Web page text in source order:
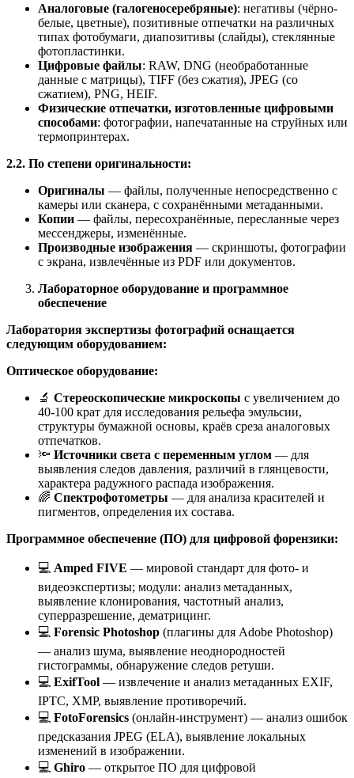
Аналоговые (галогеносеребряные): негативы (чёрно-
белые, цветные), позитивные отпечатки на различных
типах фотобумаги, диапозитивы (слайды), стеклянные
фотопластинки.
Цифровые файлы: RAW, DNG (необработанные
данные с матрицы), TIFF (без сжатия), JPEG (со
сжатием), PNG, HEIF.
Физические отпечатки, изготовленные цифровыми
способами: фотографии, напечатанные на струйных или
термопринтерах.
2.2. По степени оригинальности:
Оригиналы — файлы, полученные непосредственно с
камеры или сканера, с сохранёнными метаданными.
Копии — файлы, пересохранённые, пересланные через
мессенджеры, изменённые.
Производные изображения — скриншоты, фотографии
с экрана, извлечённые из PDF или документов.
Лабораторное оборудование и программное
обеспечение
Лаборатория экспертизы фотографий оснащается
следующим оборудованием:
Оптическое оборудование:
🔬 Стереоскопические микроскопы с увеличением до
40-100 крат для исследования рельефа эмульсии,
структуры бумажной основы, краёв среза аналоговых
отпечатков.
🔦 Источники света с переменным углом — для
выявления следов давления, различий в глянцевости,
характера радужного распада изображения.
🌈 Спектрофотометры — для анализа красителей и
пигментов, определения их состава.
Программное обеспечение (ПО) для цифровой форензики:
💻 Amped FIVE — мировой стандарт для фото- и
видеоэкспертизы; модули: анализ метаданных,
выявление клонирования, частотный анализ,
суперразрешение, дематрицинг.
💻 Forensic Photoshop (плагины для Adobe Photoshop)
— анализ шума, выявление неоднородностей
гистограммы, обнаружение следов ретуши.
💻 ExifTool — извлечение и анализ метаданных EXIF,
IPTC, XMP, выявление противоречий.
💻 FotoForensics (онлайн-инструмент) — анализ ошибок
предсказания JPEG (ELA), выявление локальных
изменений в изображении.
💻 Ghiro — открытое ПО для цифровой